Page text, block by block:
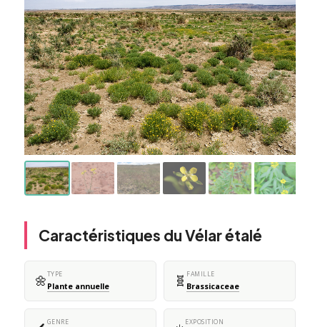
Caractéristiques du Vélar étalé
🌼TYPE
Plante annuelle 🧬 FAMILLE
Brassicaceae
GENRE EXPOSITION